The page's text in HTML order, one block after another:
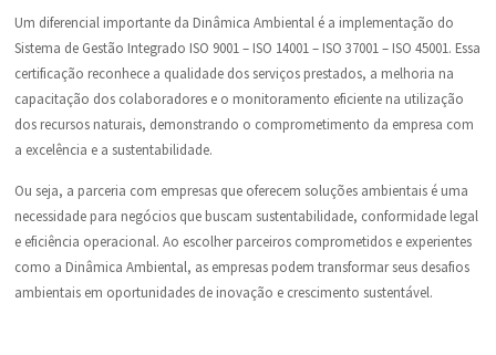
Um diferencial importante da Dinâmica Ambiental é a implementação do
Sistema de Gestão Integrado ISO 9001 – ISO 14001 – ISO 37001 – ISO 45001. Essa
certificação reconhece a qualidade dos serviços prestados, a melhoria na
capacitação dos colaboradores e o monitoramento eficiente na utilização
dos recursos naturais, demonstrando o comprometimento da empresa com
a excelência e a sustentabilidade.
Ou seja, a parceria com empresas que oferecem soluções ambientais é uma
necessidade para negócios que buscam sustentabilidade, conformidade legal
e eficiência operacional. Ao escolher parceiros comprometidos e experientes
como a Dinâmica Ambiental, as empresas podem transformar seus desafios
ambientais em oportunidades de inovação e crescimento sustentável.